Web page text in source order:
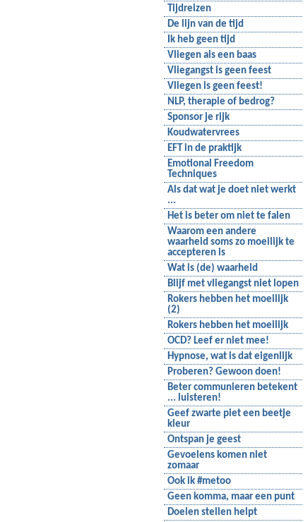
Tijdreizen
De lijn van de tijd
Ik heb geen tijd
Vliegen als een baas
Vliegangst is geen feest
Vliegen is geen feest!
NLP, therapie of bedrog?
Sponsor je rijk
Koudwatervrees
EFT in de praktijk
Emotional Freedom
Techniques
Als dat wat je doet niet werkt
...
Het is beter om niet te falen
Waarom een andere
waarheid soms zo moeilijk te
accepteren is
Wat is (de) waarheid
Blijf met vliegangst niet lopen
Rokers hebben het moeilijk
(2)
Rokers hebben het moeilijk
OCD? Leef er niet mee!
Hypnose, wat is dat eigenlijk
Proberen? Gewoon doen!
Beter communieren betekent
... luisteren!
Geef zwarte piet een beetje
kleur
Ontspan je geest
Gevoelens komen niet
zomaar
Ook ik #metoo
Geen komma, maar een punt
Doelen stellen helpt